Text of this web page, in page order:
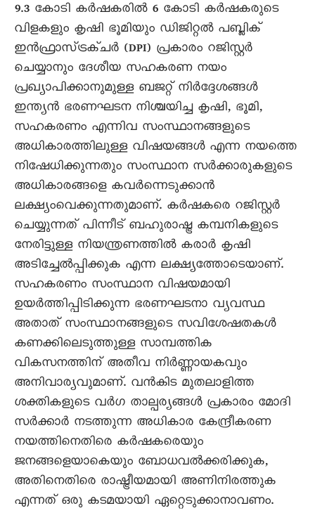
9.3 കോടി കർഷകരിൽ 6 കോടി കർഷകരുടെ
വിളകളും കൃഷി ഭൂമിയും ഡിജിറ്റൽ പബ്ലിക്
ഇൻഫ്രാസ്ട്രക്ചർ (DPI) പ്രകാരം റജിസ്റ്റർ
ചെയ്യാനും ദേശീയ സഹകരണ നയം
പ്രഖ്യാപിക്കാനുമുള്ള ബജറ്റ് നിർദ്ദേശങ്ങൾ
ഇന്ത്യൻ ഭരണഘടന നിശ്ചയിച്ച കൃഷി, ഭൂമി,
സഹകരണം എന്നിവ സംസ്ഥാനങ്ങളുടെ
അധികാരത്തിലുള്ള വിഷയങ്ങൾ എന്ന നയത്തെ
നിഷേധിക്കുന്നതും സംസ്ഥാന സർക്കാരുകളുടെ
അധികാരങ്ങളെ കവർന്നെടുക്കാൻ
ലക്ഷ്യംവെക്കുന്നതുമാണ്. കർഷകരെ റജിസ്റ്റർ
ചെയ്യുന്നത് പിന്നീട് ബഹുരാഷ്ട്ര കമ്പനികളുടെ
നേരിട്ടുള്ള നിയന്ത്രണത്തിൽ കരാർ കൃഷി
അടിച്ചേൽപ്പിക്കുക എന്ന ലക്ഷ്യത്തോടെയാണ്.
സഹകരണം സംസ്ഥാന വിഷയമായി
ഉയർത്തിപ്പിടിക്കുന്ന ഭരണഘടനാ വ്യവസ്ഥ
അതാത് സംസ്ഥാനങ്ങളുടെ സവിശേഷതകൾ
കണക്കിലെടുത്തുള്ള സാമ്പത്തിക
വികസനത്തിന് അതീവ നിർണ്ണായകവും
അനിവാര്യവുമാണ്. വൻകിട മുതലാളിത്ത
ശക്തികളുടെ വർഗ താല്പര്യങ്ങൾ പ്രകാരം മോദി
സർക്കാർ നടത്തുന്ന അധികാര കേന്ദ്രീകരണ
നയത്തിനെതിരെ കർഷകരെയും
ജനങ്ങളെയാകെയും ബോധവൽക്കരിക്കുക,
അതിനെതിരെ രാഷ്ട്രീയമായി അണിനിരത്തുക
എന്നത് ഒരു കടമയായി ഏറ്റെടുക്കാനാവണം.